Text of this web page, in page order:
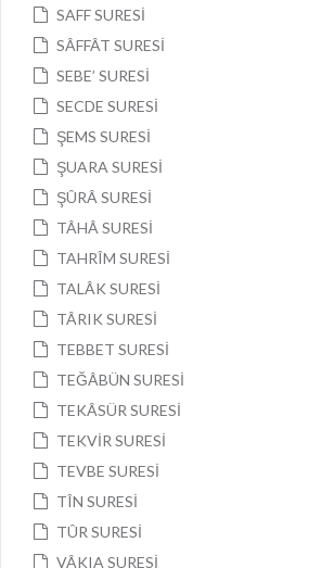
SAFF SURESİ
SÂFFÂT SURESİ
SEBE’ SURESİ
SECDE SURESİ
ŞEMS SURESİ
ŞUARA SURESİ
ŞÛRÂ SURESİ
TÂHÂ SURESİ
TAHRÎM SURESİ
TALÂK SURESİ
TÂRIK SURESİ
TEBBET SURESİ
TEĞÂBÜN SURESİ
TEKÂSÜR SURESİ
TEKVİR SURESİ
TEVBE SURESİ
TÎN SURESİ
TÛR SURESİ
VÂKIA SURESİ